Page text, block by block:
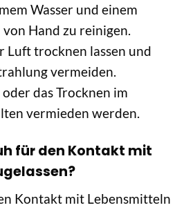
Wasser und einem
Hand zu reinigen.
Luft trocknen lassen und
vermeiden.
das Trocknen im
vermieden werden.
für den Kontakt mit
Kontakt mit Lebensmitteln